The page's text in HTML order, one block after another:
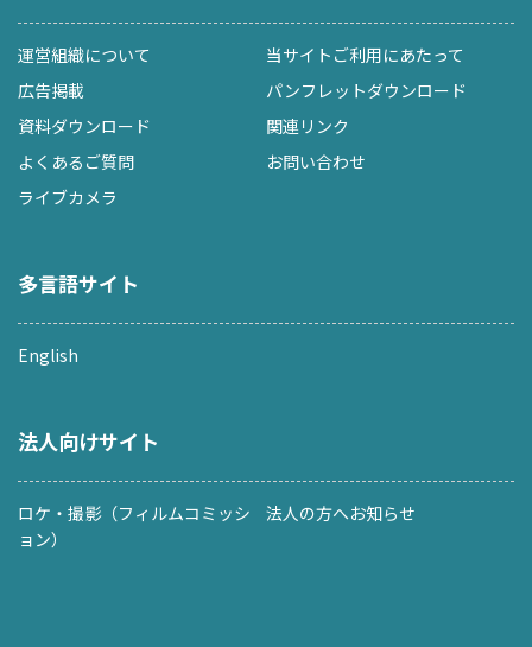
運営組織について
当サイトご利用にあたって
広告掲載
パンフレットダウンロード
資料ダウンロード
関連リンク
よくあるご質問
お問い合わせ
ライブカメラ
多言語サイト
English
法人向けサイト
ロケ・撮影（フィルムコミッシ
ョン）
法人の方へお知らせ